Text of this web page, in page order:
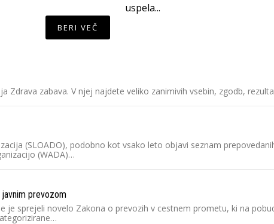
BERI VEČ
uspela...
Zdrava zabava. V njej najdete veliko zanimivih vsebin, zgodb,
(SLOADO), podobno kot vsako leto objavi seznam
(WADA)…
prevozom
je sprejeli novelo Zakona o prevozih v cestnem prometu, ki na